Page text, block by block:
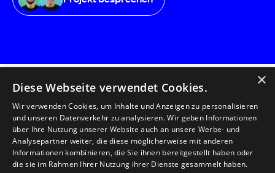
florianmatthias GmbH
Herzog-Friedrich-Straße
22
6020 Innsbruck/
×
Diese Webseite verwendet Cookies.
Wir verwenden Cookies, um Inhalte und Anzeigen zu personalisieren
und unseren Datenverkehr zu analysieren. Wir geben Informationen
über Ihre Nutzung unserer Website auch an unsere Werbe- und
Analysepartner weiter, die diese möglicherweise mit anderen
Informationen kombinieren, die Sie ihnen bereitgestellt haben oder
die sie im Rahmen Ihrer Nutzung ihrer Dienste gesammelt haben.